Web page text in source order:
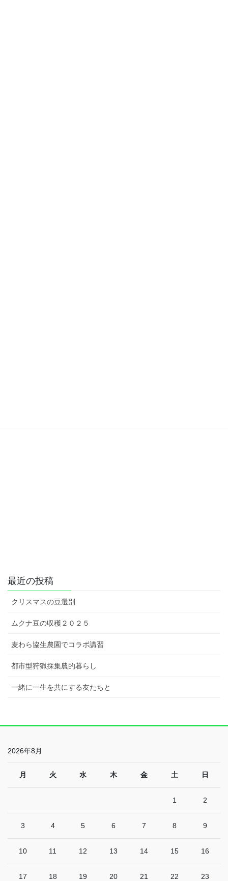
最近の投稿
クリスマスの豆選別
ムクナ豆の収穫２０２５
麦わら協生農園でコラボ講習
都市型狩猟採集農的暮らし
一緒に一生を共にする友たちと
2026年8月
月 火 水 木 金 土 日
1 2
3 4 5 6 7 8 9
10 11 12 13 14 15 16
17 18 19 20 21 22 23